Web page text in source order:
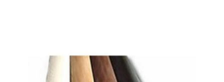
на
странице